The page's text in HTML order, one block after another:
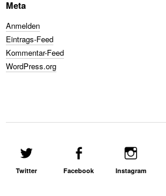
Meta
Anmelden
Eintrags-Feed
Kommentar-Feed
WordPress.org
Twitter Facebook Instagram